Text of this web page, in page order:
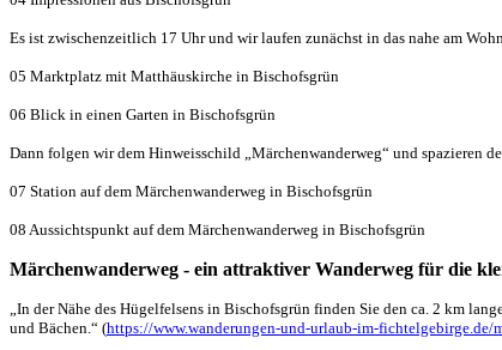
Es ist zwischenzeitlich 17 Uhr und wir laufen zunächst in das nahe am
05 Marktplatz mit Matthäuskirche in Bischofsgrün
06 Blick in einen Garten in Bischofsgrün
Dann folgen wir dem Hinweisschild „Märchenwanderweg“ und spazieren
07 Station auf dem Märchenwanderweg in Bischofsgrün
08 Aussichtspunkt auf dem Märchenwanderweg in Bischofsgrün
Märchenwanderweg - ein attraktiver Wanderweg für die
„In der Nähe des Hügelfelsens in Bischofsgrün finden Sie den ca. 2 km
und Bächen.“ (https://www.wanderungen-und-urlaub-im-fichtelgebirge.de/